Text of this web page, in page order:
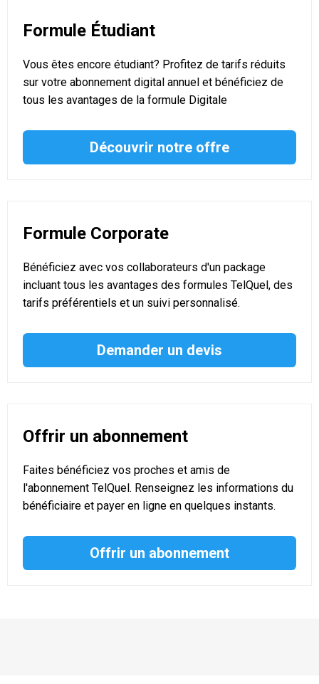
Formule Étudiant
Vous êtes encore étudiant? Profitez de tarifs réduits
sur votre abonnement digital annuel et bénéficiez de
tous les avantages de la formule Digitale
Découvrir notre offre
Formule Corporate
Bénéficiez avec vos collaborateurs d'un package
incluant tous les avantages des formules TelQuel, des
tarifs préférentiels et un suivi personnalisé.
Demander un devis
Offrir un abonnement
Faites bénéficiez vos proches et amis de
l'abonnement TelQuel. Renseignez les informations du
bénéficiaire et payer en ligne en quelques instants.
Offrir un abonnement